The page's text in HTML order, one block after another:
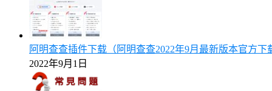
阿明查查插件下载（阿明查查2022年9月最新版本官方下
2022年9月1日